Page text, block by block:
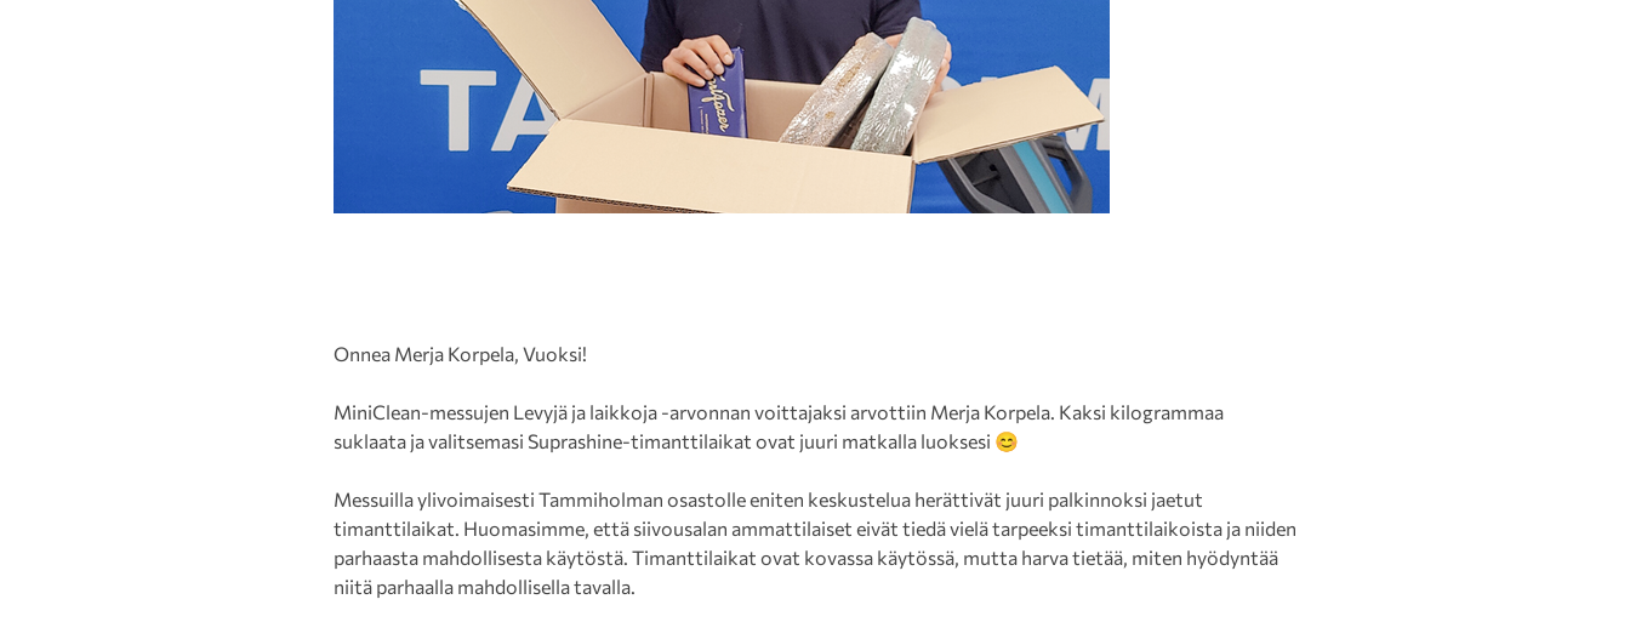
Onnea Merja Korpela, Vuoksi!
MiniClean-messujen Levyjä ja laikkoja -arvonnan voittajaksi arvottiin Merja Korpela. Kaksi kilogrammaa
suklaata ja valitsemasi Suprashine-timanttilaikat ovat juuri matkalla luoksesi 😊
Messuilla ylivoimaisesti Tammiholman osastolle eniten keskustelua herättivät juuri palkinnoksi jaetut
timanttilaikat. Huomasimme, että siivousalan ammattilaiset eivät tiedä vielä tarpeeksi timanttilaikoista ja niiden
parhaasta mahdollisesta käytöstä. Timanttilaikat ovat kovassa käytössä, mutta harva tietää, miten hyödyntää
niitä parhaalla mahdollisella tavalla.